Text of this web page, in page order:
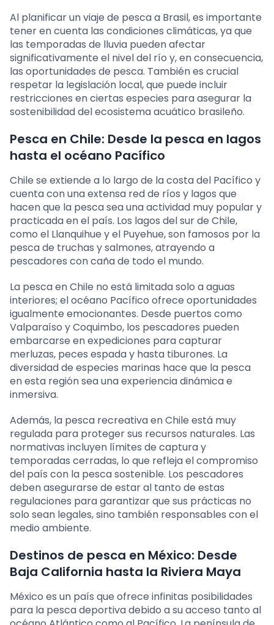
Al planificar un viaje de pesca a Brasil, es importante
tener en cuenta las condiciones climáticas, ya que
las temporadas de lluvia pueden afectar
significativamente el nivel del río y, en consecuencia,
las oportunidades de pesca. También es crucial
respetar la legislación local, que puede incluir
restricciones en ciertas especies para asegurar la
sostenibilidad del ecosistema acuático brasileño.
Pesca en Chile: Desde la pesca en lagos
hasta el océano Pacífico
Chile se extiende a lo largo de la costa del Pacífico y
cuenta con una extensa red de ríos y lagos que
hacen que la pesca sea una actividad muy popular y
practicada en el país. Los lagos del sur de Chile,
como el Llanquihue y el Puyehue, son famosos por la
pesca de truchas y salmones, atrayendo a
pescadores con caña de todo el mundo.
La pesca en Chile no está limitada solo a aguas
interiores; el océano Pacífico ofrece oportunidades
igualmente emocionantes. Desde puertos como
Valparaíso y Coquimbo, los pescadores pueden
embarcarse en expediciones para capturar
merluzas, peces espada y hasta tiburones. La
diversidad de especies marinas hace que la pesca
en esta región sea una experiencia dinámica e
inmersiva.
Además, la pesca recreativa en Chile está muy
regulada para proteger sus recursos naturales. Las
normativas incluyen límites de captura y
temporadas cerradas, lo que refleja el compromiso
del país con la pesca sostenible. Los pescadores
deben asegurarse de estar al tanto de estas
regulaciones para garantizar que sus prácticas no
solo sean legales, sino también responsables con el
medio ambiente.
Destinos de pesca en México: Desde
Baja California hasta la Riviera Maya
México es un país que ofrece infinitas posibilidades
para la pesca deportiva debido a su acceso tanto al